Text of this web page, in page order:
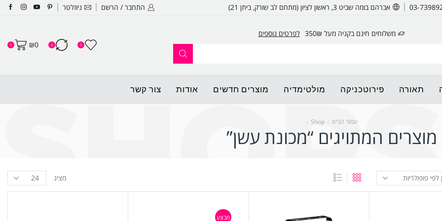
אברהם בומה שביט 3, ראשון לציון (מתחם לב שורק, ביתן 21) התחבר / הרשם ניוזלטר
משלוחים חינם בקניה מעל 350₪ לפרטים נוספים
0
0
₪0
0
תאורה פירוטכניקה מולטימדיה מוצרים חדשים אודות צור קשר
עמוד הבית Shop
מוצרים המתויגים “מכונת עשן”
מציג
מבצע